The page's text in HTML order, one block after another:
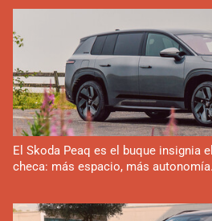
El Skoda Peaq es el buque insignia
checa: más espacio, más